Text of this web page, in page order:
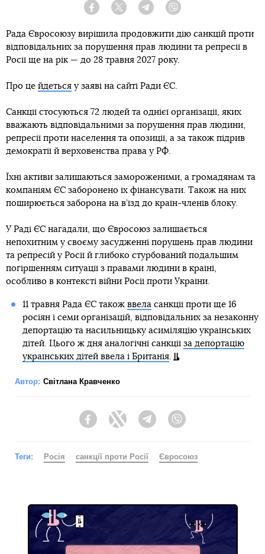
Facebook Twitter Telegram
Рада Євросоюзу вирішила продовжити дію санкцій проти
відповідальних за порушення прав людини та репресії в
Росії ще на рік — до 28 травня 2027 року.
Про це йдеться у заяві на сайті Ради ЄС.
Санкції стосуються 72 людей та однієї організації, яких
вважають відповідальними за порушення прав людини,
репресії проти населення та опозиції, а за також підрив
демократії й верховенства права у РФ.
Їхні активи залишаються замороженими, а громадянам та
компаніям ЄС заборонено їх фінансувати. Також на них
поширюється заборона на в’їзд до країн-членів блоку.
У Раді ЄС нагадали, що Євросоюз залишається
непохитним у своєму засудженні порушень прав людини
та репресій у Росії й глибоко стурбований подальшим
погіршенням ситуації з правами людини в країні,
особливо в контексті війни Росії проти України.
11 травня Рада ЄС також ввела санкції проти ще 16
росіян і семи організацій, відповідальних за незаконну
депортацію та насильницьку асиміляцію українських
дітей. Цього ж дня аналогічні санкції за депортацію
українських дітей ввела і Британія.
Автор: Світлана Кравченко
FacebookTwitter Telegram
Теги: Росія санкції проти Росії Євросоюз